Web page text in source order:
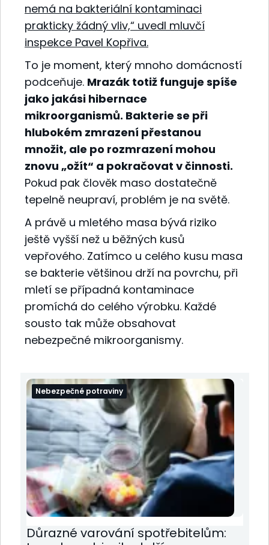
nemá na bakteriální kontaminaci
prakticky žádný vliv,“ uvedl mluvčí
inspekce Pavel Kopřiva.
To je moment, který mnoho domácností
podceňuje. Mrazák totiž funguje spíše
jako jakási hibernace
mikroorganismů. Bakterie se při
hlubokém zmrazení přestanou
množit, ale po rozmrazení mohou
znovu „ožít“ a pokračovat v činnosti.
Pokud pak člověk maso dostatečně
tepelně neupraví, problém je na světě.
A právě u mletého masa bývá riziko
ještě vyšší než u běžných kusů
vepřového. Zatímco u celého kusu masa
se bakterie většinou drží na povrchu, při
mletí se případná kontaminace
promíchá do celého výrobku. Každé
sousto tak může obsahovat
nebezpečné mikroorganismy.
Nebezpečné potraviny
Důrazné varování spotřebitelům: